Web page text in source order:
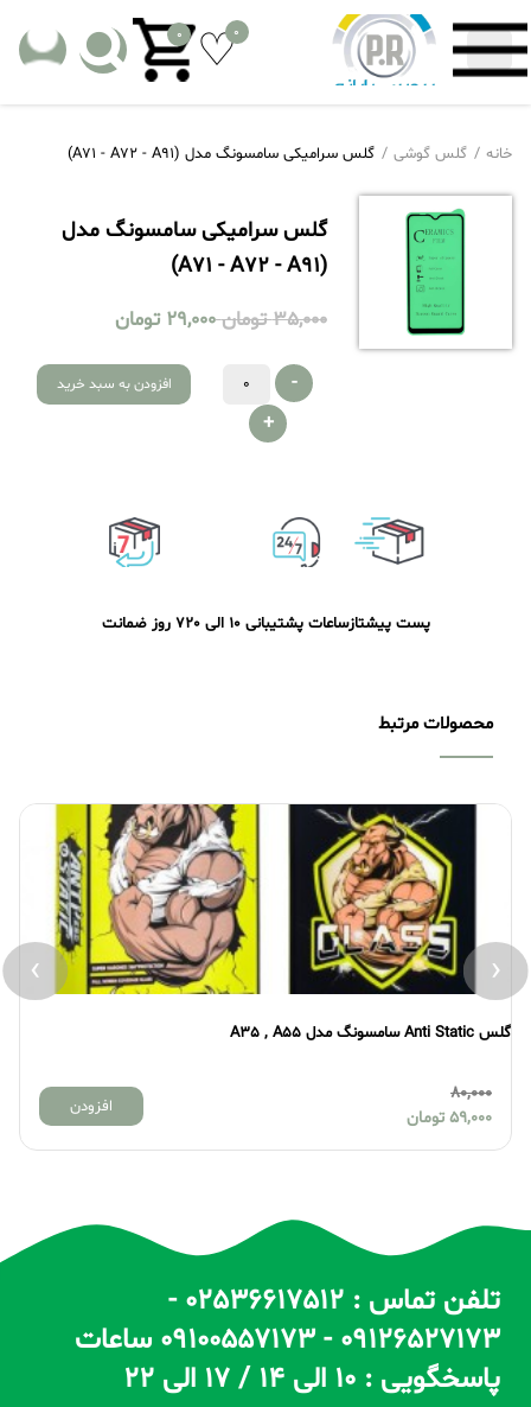
0
0
خانه گلس گوشی گلس سرامیکی سامسونگ مدل (A71 - A72 - A91)
گلس سرامیکی سامسونگ مدل
(A71 - A72 - A91)
35,000 تومان 29,000 تومان
-
+
افزودن به سبد خرید
پست پیشتازساعات پشتیبانی 10 الی 20 7 روز ضمانت
محصولات مرتبط
گلس Anti Static سامسونگ مدل A35 , A55
80,000
59,000 تومان
افزودن
‹
›
تلفن تماس : 02536617512 -
09126527173 - 09100557173 ساعات
پاسخگویی : 10 الی 14 / 17 الی 22